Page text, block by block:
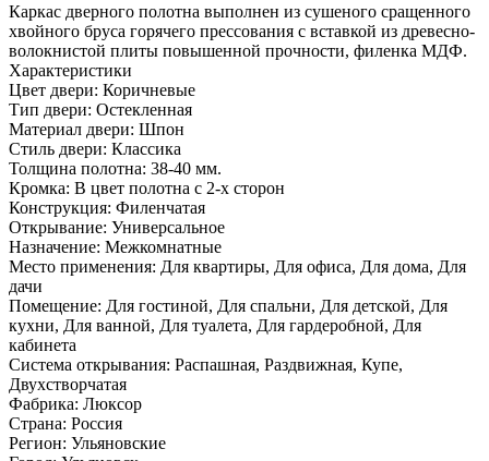
Каркас дверного полотна выполнен из сушеного сращенного
хвойного бруса горячего прессования с вставкой из древесно­
волокнистой плиты повышенной прочности, филенка МДФ.
Характеристики
Цвет двери: Коричневые
Тип двери: Остекленная
Материал двери: Шпон
Стиль двери: Классика
Толщина полотна: 38-40 мм.
Кромка: В цвет полотна с 2-х сторон
Конструкция: Филенчатая
Открывание: Универсальное
Назначение: Межкомнатные
Место применения: Для квартиры, Для офиса, Для дома, Для
дачи
Помещение: Для гостиной, Для спальни, Для детской, Для
кухни, Для ванной, Для туалета, Для гардеробной, Для
кабинета
Система открывания: Распашная, Раздвижная, Купе,
Двухстворчатая
Фабрика: Люксор
Страна: Россия
Регион: Ульяновские